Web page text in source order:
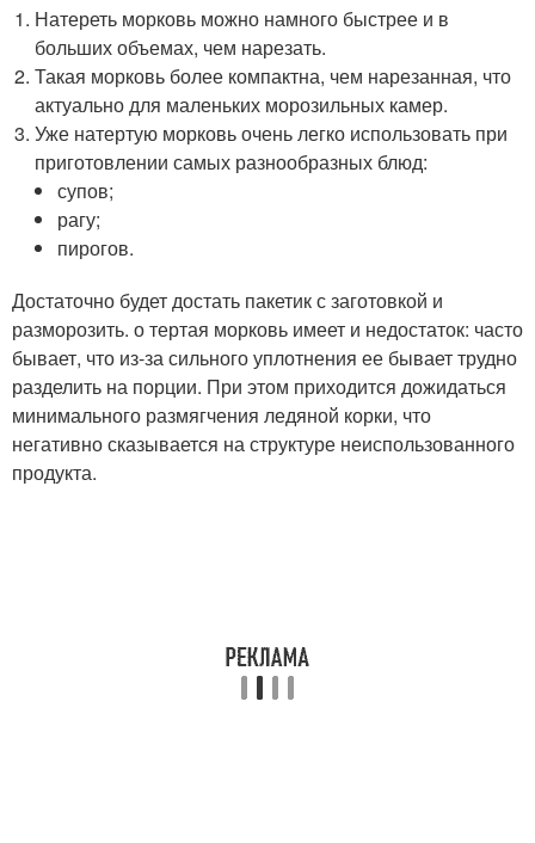
Натереть морковь можно намного быстрее и в
больших объемах, чем нарезать.
Такая морковь более компактна, чем нарезанная, что
актуально для маленьких морозильных камер.
Уже натертую морковь очень легко использовать при
приготовлении самых разнообразных блюд:
супов;
рагу;
пирогов.
Достаточно будет достать пакетик с заготовкой и
разморозить. о тертая морковь имеет и недостаток: часто
бывает, что из-за сильного уплотнения ее бывает трудно
разделить на порции. При этом приходится дожидаться
минимального размягчения ледяной корки, что
негативно сказывается на структуре неиспользованного
продукта.